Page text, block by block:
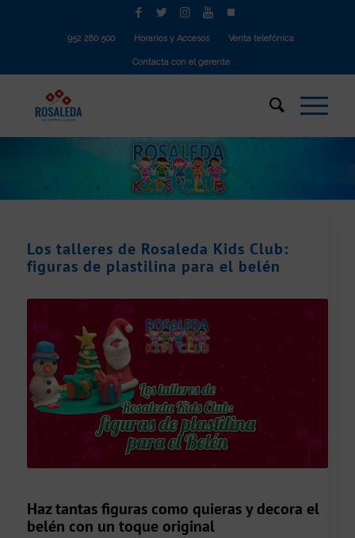
952 280 500 Horarios y Accesos Venta telefónica
Contacta con el gerente
Los talleres de Rosaleda Kids Club:
figuras de plastilina para el belén
Haz tantas figuras como quieras y decora el
belén con un toque original